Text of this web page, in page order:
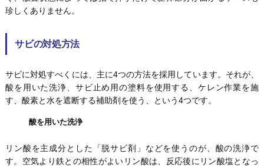
珍しくありません。
サビの対処方法
サビに対処すべくには、主に4つの方法を採用しています。それが、
酸を用いた洗浄、サビ止め用の塗料を使用する、ケレン作業を施
す、酸素と水を遮断する補助剤を使う、という4つです。
酸を用いた洗浄
リン酸を主成分とした「脱サビ剤」などを使うのが、酸の洗浄で
す。空気より鉄との相性がよいリン酸は、反応後にリン酸塩となっ